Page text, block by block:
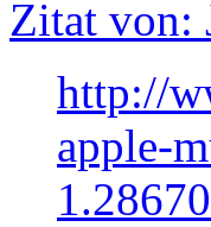
Zitat von:
http://
apple-